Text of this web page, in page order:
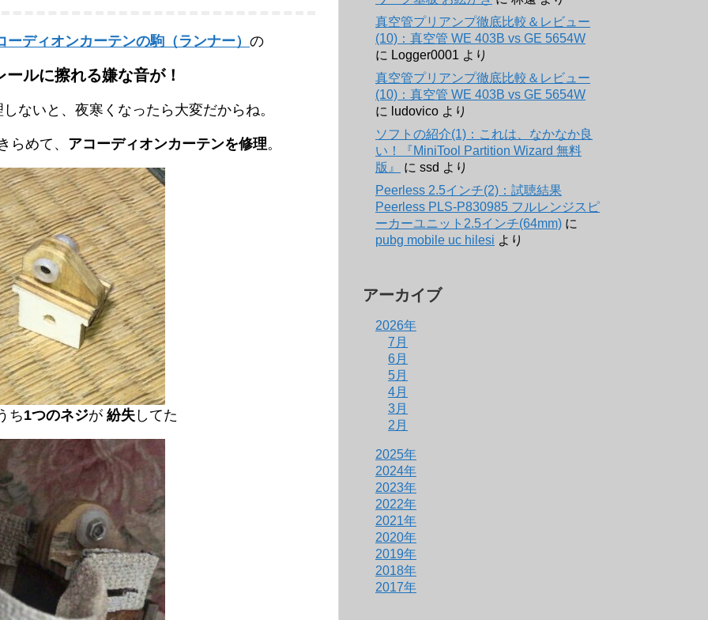
ーディオンカーテンの駒（ランナー） の
ルに擦れる嫌な音が！
ないと、夜寒くなったら大変だからね。
らめて、 アコーディオンカーテンを修理。
ち1つのネジが 紛失してた
真空管プリアンプ徹底比較＆レビュー
(10)：真空管 WE 403B vs GE 5654W
に Logger0001 より
真空管プリアンプ徹底比較＆レビュー
(10)：真空管 WE 403B vs GE 5654W
に
ludovico より
ソフトの紹介(1)：これは、なかなか良
い！『MiniTool Partition Wizard 無料
版』
に ssd より
Peerless 2.5インチ(2)：試聴結果
Peerless PLS-P830985 フルレンジスピ
ーカーユニット2.5インチ(64mm) に
pubg mobile uc hilesi より
アーカイブ
2026年
7月
6月
5月
4月
3月
2月
2025年
2024年
2023年
2022年
2021年
2020年
2019年
2018年
2017年